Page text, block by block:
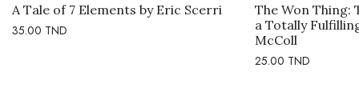
A Tale of 7 Elements by Eric Scerri
35.00 TND
The Won Thing:
a Totally
McColl
25.00 TND